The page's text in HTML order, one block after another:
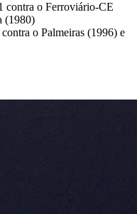
contra o Ferroviário-CE
(1980)
contra o Palmeiras (1996) e